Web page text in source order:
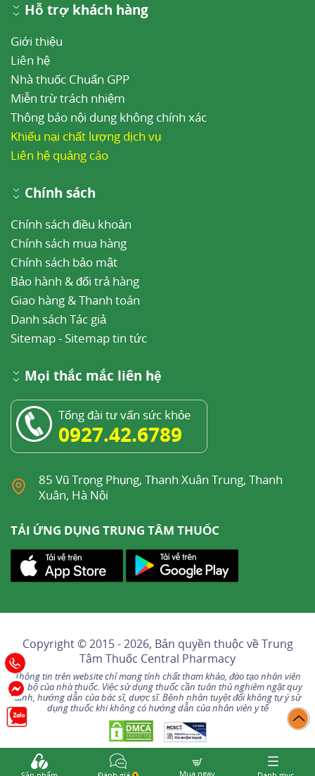
Hỗ trợ khách hàng
Giới thiệu
Liên hệ
Nhà thuốc Chuẩn GPP
Miễn trừ trách nhiệm
Thông báo nội dung không chính xác
Khiếu nại chất lượng dịch vụ
Liên hệ quảng cáo
Chính sách
Chính sách điều khoản
Chính sách mua hàng
Chính sách bảo mật
Bảo hành & đổi trả hàng
Giao hàng & Thanh toán
Danh sách Tác giả
Sitemap- Sitemap tin tức
Mọi thắc mắc liên hệ
Tổng đài tư vấn sức khỏe
0927.42.6789
85 Vũ Trọng Phụng, Thanh Xuân Trung, Thanh
Xuân, Hà Nội
TẢI ỨNG DỤNG TRUNG TÂM THUỐC
Copyright © 2015 - 2026, Bản quyền thuộc vềTrung
Tâm Thuốc Central Pharmacy
Thông tin trên website chỉ mang tính chất tham khảo, đào tạo nhân viên
nội bộ của nhà thuốc. Việc sử dụng thuốc cần tuân thủ nghiêm ngặt quy
định, hướng dẫn của bác sĩ, dược sĩ. Bệnh nhân tuyệt đối không tự ý sử
dụng thuốc khi không có hướng dẫn của nhân viên y tế
Mua ngay